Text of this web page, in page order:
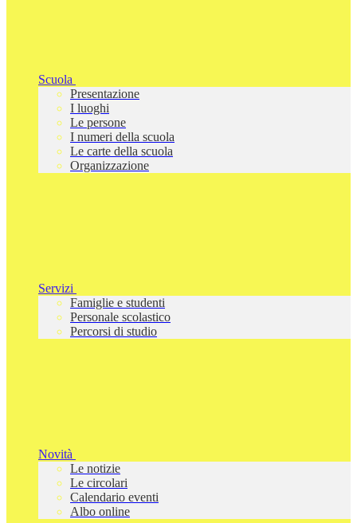
Scuola
Presentazione
I luoghi
Le persone
I numeri della scuola
Le carte della scuola
Organizzazione
Servizi
Famiglie e studenti
Personale scolastico
Percorsi di studio
Novità
Le notizie
Le circolari
Calendario eventi
Albo online